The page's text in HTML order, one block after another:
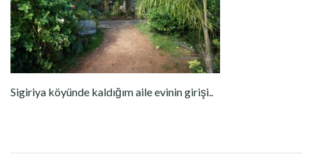
Sigiriya köyünde kaldığım aile evinin girişi..